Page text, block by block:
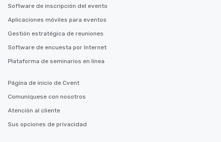
Software de inscripción del evento
Aplicaciones móviles para eventos
Gestión estratégica de reuniones
Software de encuesta por Internet
Plataforma de seminarios en línea
Página de inicio de Cvent
Comuníquese con nosotros
Atención al cliente
Sus opciones de privacidad